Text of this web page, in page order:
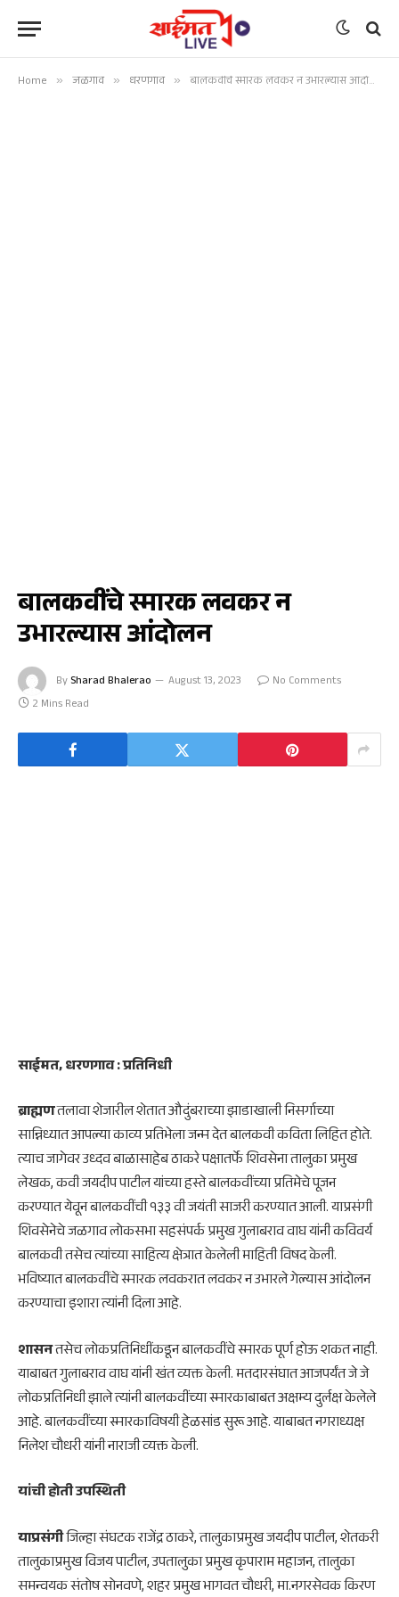
Home » जळगाव » धरणगाव » बालकवींचे स्मारक लवकर न उभारल्यास आंदोलन
बालकवींचे स्मारक लवकर न
उभारल्यास आंदोलन
By Sharad Bhalerao August 13, 2023
No Comments
2 Mins Read
साईमत, धरणगाव : प्रतिनिधी
ब्राह्मणतलावा शेजारील शेतात औदुंबराच्या झाडाखाली निसर्गाच्या
सान्निध्यात आपल्या काव्य प्रतिभेला जन्म देत बालकवी कविता लिहित होते.
त्याच जागेवर उध्दव बाळासाहेब ठाकरे पक्षातर्फे शिवसेना तालुका प्रमुख
लेखक, कवी जयदीप पाटील यांच्या हस्ते बालकवींच्या प्रतिमेचे पूजन
करण्यात येवून बालकवींची १३३ वी जयंती साजरी करण्यात आली. याप्रसंगी
शिवसेनेचे जळगाव लोकसभा सहसंपर्क प्रमुख गुलाबराव वाघ यांनी कविवर्य
बालकवी तसेच त्यांच्या साहित्य क्षेत्रात केलेली माहिती विषद केली.
भविष्यात बालकवींचे स्मारक लवकरात लवकर न उभारले गेल्यास आंदोलन
करण्याचा इशारा त्यांनी दिला आहे.
शासनतसेच लोकप्रतिनिधींकडून बालकवींचे स्मारक पूर्ण होऊ शकत नाही.
याबाबत गुलाबराव वाघ यांनी खंत व्यक्त केली. मतदारसंघात आजपर्यंत जे जे
लोकप्रतिनिधी झाले त्यांनी बालकवींच्या स्मारकाबाबत अक्षम्य दुर्लक्ष केलेले
आहे. बालकवींच्या स्मारकाविषयी हेळसांड सुरू आहे. याबाबत नगराध्यक्ष
निलेश चौधरी यांनी नाराजी व्यक्त केली.
यांची होती उपस्थिती
याप्रसंगीजिल्हा संघटक राजेंद्र ठाकरे, तालुकाप्रमुख जयदीप पाटील, शेतकरी
तालुकाप्रमुख विजय पाटील, उपतालुका प्रमुख कृपाराम महाजन, तालुका
समन्वयक संतोष सोनवणे, शहर प्रमुख भागवत चौधरी, मा.नगरसेवक किरण